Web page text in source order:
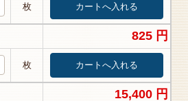
枚
825 円
枚
15,400 円